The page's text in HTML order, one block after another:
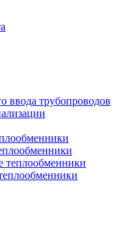
ввода трубопроводов
теплообменники